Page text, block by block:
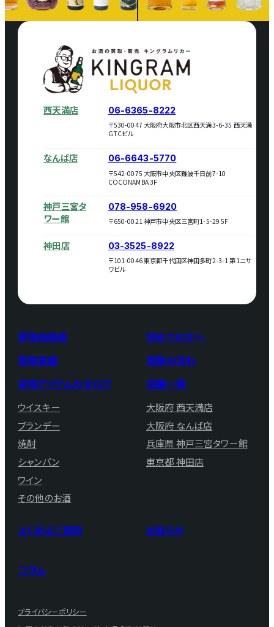
買取価格表
買取実績
買取アイテムカタログ
ウイスキー
ブランデー
焼酎
シャンパン
ワイン
その他のお酒
初めての方へ
買取の流れ
店舗一覧
大阪府 西天満店
大阪府 なんば店
兵庫県 神戸三宮タワー館
東京都 神田店
よくあるご質問 お知らせ
コラム
プライバシーポリシー
西天満店 06-6365-8222
〒530-0047 大阪府大阪市北区西天満3-6-35 西天満
GTCビル
なんば店 06-6643-5770
〒542-0075 大阪市中央区難波千日前7-10
COCONAMBA 3F
神戸三宮タ
ワー館
078-958-6920
〒650-0021 神戸市中央区三宮町1-5-29 5F
神田店 03-3525-8922
〒101-0046 東京都千代田区神田多町2-3-1 第1ニサ
ワビル